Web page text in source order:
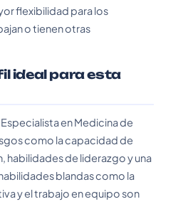
flexibilidad para los
o tienen otras
ideal para esta
en Medicina de
como la capacidad de
habilidades de liderazgo y una
blandas como la
y el trabajo en equipo son